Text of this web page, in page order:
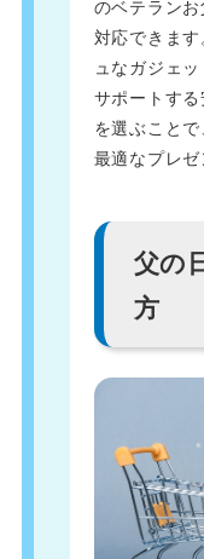
のベテラン
対応できま
ュなガジェ
サポートす
を選ぶこと
最適なプレ
父の
方